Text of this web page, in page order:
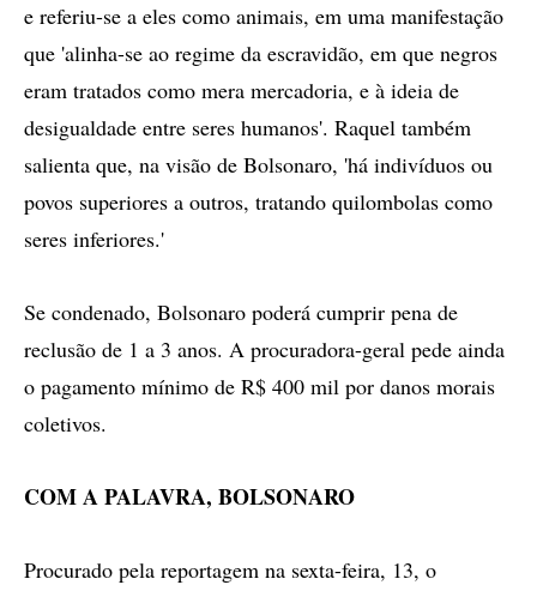
e referiu-se a eles como animais, em uma manifestação
que 'alinha-se ao regime da escravidão, em que negros
eram tratados como mera mercadoria, e à ideia de
desigualdade entre seres humanos'. Raquel também
salienta que, na visão de Bolsonaro, 'há indivíduos ou
povos superiores a outros, tratando quilombolas como
seres inferiores.'
Se condenado, Bolsonaro poderá cumprir pena de
reclusão de 1 a 3 anos. A procuradora-geral pede ainda
o pagamento mínimo de R$ 400 mil por danos morais
coletivos.
COM A PALAVRA, BOLSONARO
Procurado pela reportagem na sexta-feira, 13, o